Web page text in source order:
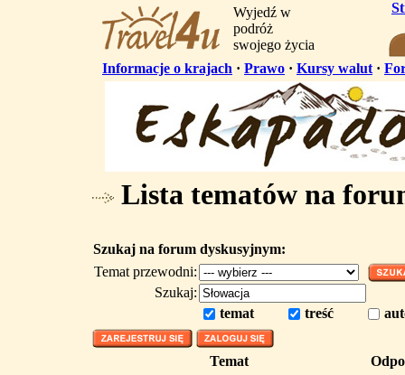
Wyjedź w
podróż
swojego życia
Informacje o krajach · Prawo · Kursy walut ·
Lista tematów na
Szukaj na forum dyskusyjnym:
Temat przewodni:
Szukaj:
temat
treść
Temat